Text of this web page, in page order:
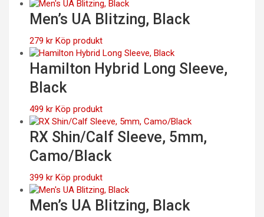
Men’s UA Blitzing, Black
279 kr Köp produkt
Hamilton Hybrid Long Sleeve,
Black
499 kr Köp produkt
RX Shin/Calf Sleeve, 5mm,
Camo/Black
399 kr Köp produkt
Men’s UA Blitzing, Black